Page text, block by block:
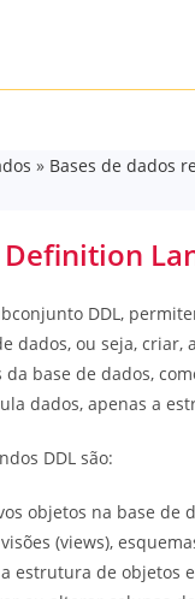
» Bases de dados
Definition
DDL,
dados, ou seja, criar,
base de dados,
dados, apenas a
DDL são:
objetos na base de
(views),
estrutura de objetos